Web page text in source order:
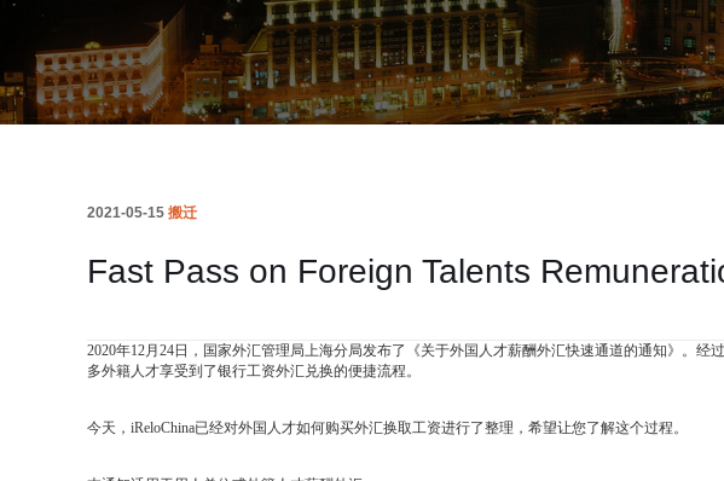
2021-05-15 搬迁
Fast Pass on Foreign Talents
2020年12月24日，国家外汇管理局上海分局发布了《关于外国人才薪酬外汇快速通道的通知》。经
多外籍人才享受到了银行工资外汇兑换的便捷流程。
今天，iReloChina已经对外国人才如何购买外汇换取工资进行了整理，希望让您了解这个过程。